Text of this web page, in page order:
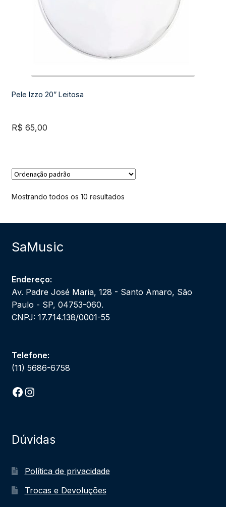
Pele Izzo 20” Leitosa
R$ 65,00
Mostrando todos os 10 resultados
SaMusic
Endereço:
Av. Padre José Maria, 128 - Santo Amaro, São
Paulo - SP, 04753-060.
CNPJ: 17.714.138/0001-55
Telefone:
(11) 5686-6758
Facebook
Instagram
Dúvidas
Política de privacidade
Trocas e Devoluções